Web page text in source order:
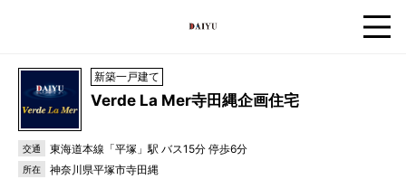
新築一戸建て
Verde La Mer寺田縄企画住宅
交通 東海道本線「平塚」駅 バス15分 停歩6分
所在 神奈川県平塚市寺田縄